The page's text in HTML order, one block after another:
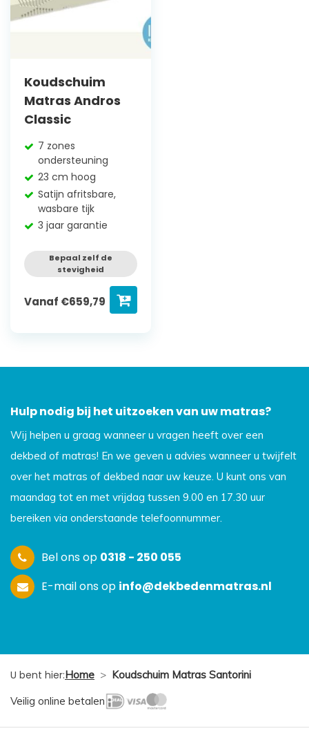
Koudschuim
Matras Andros
Classic
7 zones
ondersteuning
23 cm hoog
Satijn afritsbare,
wasbare tijk
3 jaar garantie
Bepaal zelf de
stevigheid
Vanaf €659,79
Hulp nodig bij het uitzoeken van uw matras?
Wij helpen u graag wanneer u vragen heeft over een
dekbed of matras! En we geven u advies wanneer u twijfelt
over het matras of dekbed naar uw keuze. U kunt ons van
maandag tot en met vrijdag tussen 9.00 en 17.30 uur
bereiken via onderstaande telefoonnummer.
Bel ons op 0318 - 250 055
E-mail ons op info@dekbedenmatras.nl
U bent hier:Home > Koudschuim Matras Santorini
Veilig online betalen